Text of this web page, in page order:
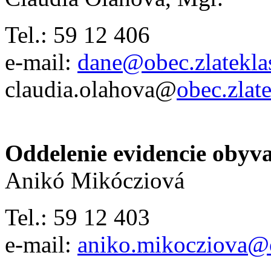
Tel.: 59 12 406
e-mail:
claudia.olahova@
Oddelenie evidencie
Anikó Mikócziová
Tel.: 59 12 403
e-mail: